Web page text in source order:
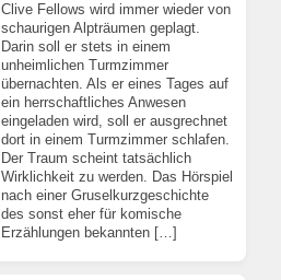
Clive Fellows wird immer wieder von
schaurigen Alpträumen geplagt.
Darin soll er stets in einem
unheimlichen Turmzimmer
übernachten. Als er eines Tages auf
ein herrschaftliches Anwesen
eingeladen wird, soll er ausgrechnet
dort in einem Turmzimmer schlafen.
Der Traum scheint tatsächlich
Wirklichkeit zu werden. Das Hörspiel
nach einer Gruselkurzgeschichte
des sonst eher für komische
Erzählungen bekannten […]